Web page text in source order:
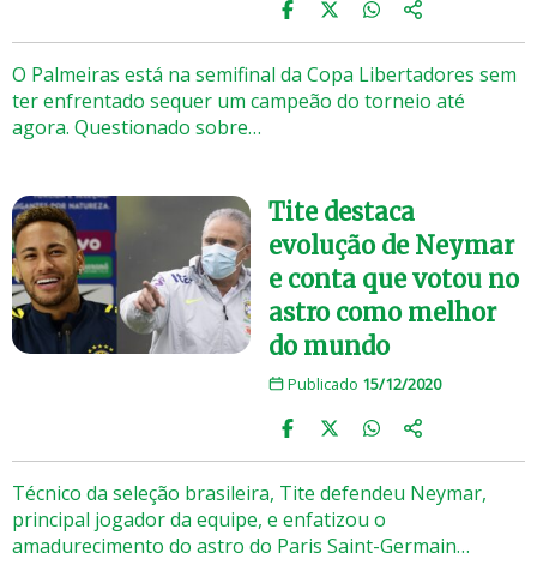
O Palmeiras está na semifinal da Copa Libertadores sem
ter enfrentado sequer um campeão do torneio até
agora. Questionado sobre…
Tite destaca
evolução de Neymar
e conta que votou no
astro como melhor
do mundo
Publicado 15/12/2020
Técnico da seleção brasileira, Tite defendeu Neymar,
principal jogador da equipe, e enfatizou o
amadurecimento do astro do Paris Saint-Germain…